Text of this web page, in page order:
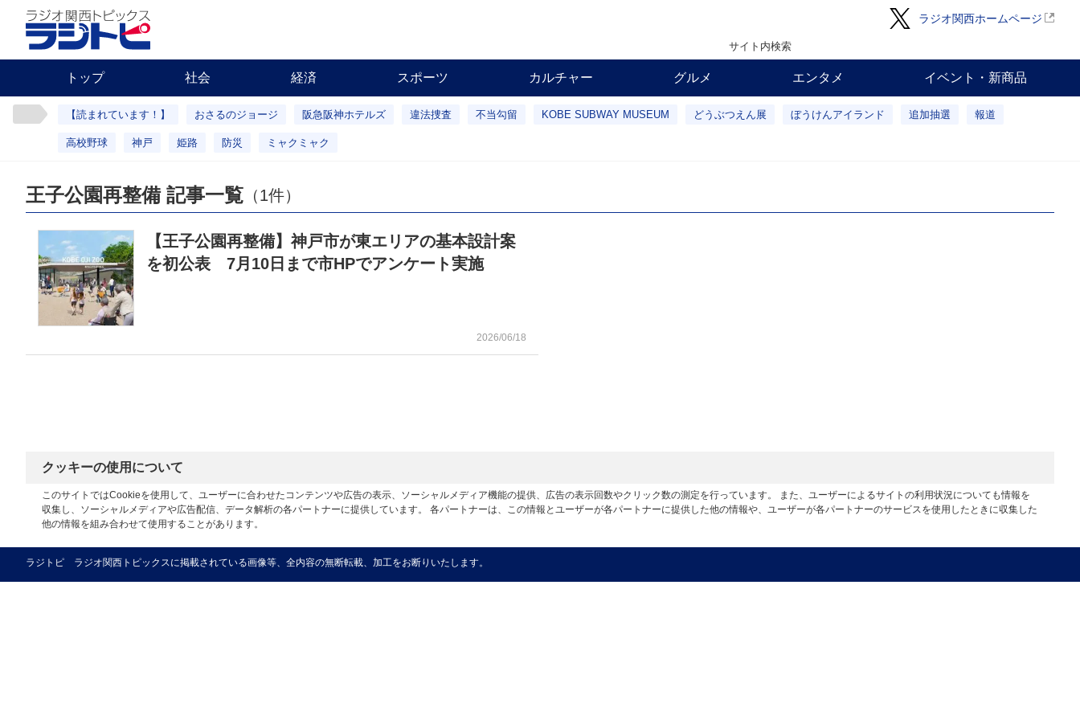
ラジオ関西ホームページ
サイト内検索
トップ 社会 経済 スポーツ カルチャー グルメ エンタメ イベント・新商品
【読まれています！】 おさるのジョージ 阪急阪神ホテルズ 違法捜査 不当勾留 KOBE SUBWAY MUSEUM どうぶつえん展 ぼうけんアイランド 追加抽選 報道
高校野球 神戸 姫路 防災 ミャクミャク
王子公園再整備 記事一覧 （1件）
【王子公園再整備】神戸市が東エリアの基本設計案
を初公表 7月10日まで市HPでアンケート実施
2026/06/18
クッキーの使用について
このサイトではCookieを使用して、ユーザーに合わせたコンテンツや広告の表示、ソーシャルメディア機能の提供、広告の表示回数やクリック数の測定を行っています。 また、ユーザーによるサイトの利用状況についても情報を
収集し、ソーシャルメディアや広告配信、データ解析の各パートナーに提供しています。 各パートナーは、この情報とユーザーが各パートナーに提供した他の情報や、ユーザーが各パートナーのサービスを使用したときに収集した
他の情報を組み合わせて使用することがあります。
ラジトピ ラジオ関西トピックスに掲載されている画像等、全内容の無断転載、加工をお断りいたします。